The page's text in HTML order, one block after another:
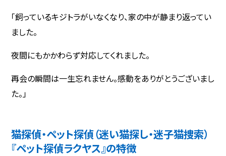
「飼っているキジトラがいなくなり、家の中が静まり返ってい
ました。
夜間にもかかわらず対応してくれました。
再会の瞬間は一生忘れません。感動をありがとうございまし
た。」
猫探偵・ペット探偵（迷い猫探し・迷子猫捜索）
『ペット探偵ラクヤス』の特徴